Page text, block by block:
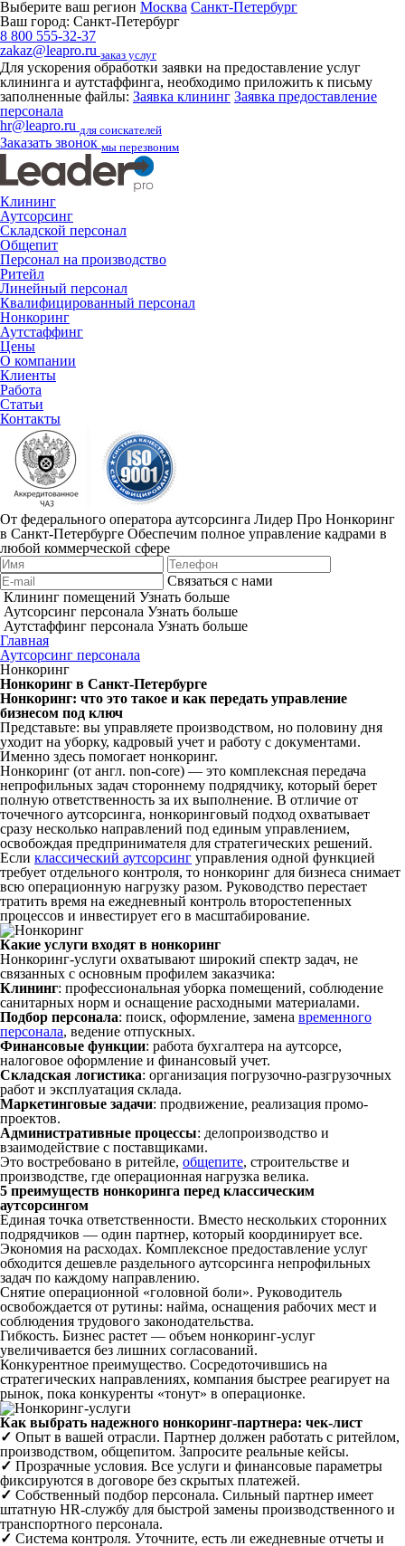
Выберите ваш регион Москва Санкт-Петербург
Ваш город: Санкт-Петербург
8 800 555-32-37
zakaz@leapro.ru заказ услуг
Для ускорения обработки заявки на предоставление услуг
клининга и аутстаффинга, необходимо приложить к письму
заполненные файлы: Заявка клининг Заявка предоставление
персонала
hr@leapro.ru для соискателей
Заказать звонок мы перезвоним
Клининг
Аутсорсинг
Складской персонал
Общепит
Персонал на производство
Ритейл
Линейный персонал
Квалифицированный персонал
Нонкоринг
Аутстаффинг
Цены
О компании
Клиенты
Работа
Статьи
Контакты
От федерального оператора аутсорсинга Лидер Про Нонкоринг
в Санкт-Петербурге Обеспечим полное управление кадрами в
любой коммерческой сфере
Связаться с нами
Клининг помещений Узнать больше
Аутсорсинг персонала Узнать больше
Аутстаффинг персонала Узнать больше
Главная
Аутсорсинг персонала
Нонкоринг
Нонкоринг в Санкт-Петербурге
Нонкоринг: что это такое и как передать управление
бизнесом под ключ
Представьте: вы управляете производством, но половину дня
уходит на уборку, кадровый учет и работу с документами.
Именно здесь помогает нонкоринг.
Нонкоринг (от англ. non-core) — это комплексная передача
непрофильных задач стороннему подрядчику, который берет
полную ответственность за их выполнение. В отличие от
точечного аутсорсинга, нонкоринговый подход охватывает
сразу несколько направлений под единым управлением,
освобождая предпринимателя для стратегических решений.
Если классический аутсорсинг управления одной функцией
требует отдельного контроля, то нонкоринг для бизнеса снимает
всю операционную нагрузку разом. Руководство перестает
тратить время на ежедневный контроль второстепенных
процессов и инвестирует его в масштабирование.
Какие услуги входят в нонкоринг
Нонкоринг-услуги охватывают широкий спектр задач, не
связанных с основным профилем заказчика:
Клининг: профессиональная уборка помещений, соблюдение
санитарных норм и оснащение расходными материалами.
Подбор персонала: поиск, оформление, замена временного
персонала, ведение отпускных.
Финансовые функции: работа бухгалтера на аутсорсе,
налоговое оформление и финансовый учет.
Складская логистика: организация погрузочно-разгрузочных
работ и эксплуатация склада.
Маркетинговые задачи: продвижение, реализация промо-
проектов.
Административные процессы: делопроизводство и
взаимодействие с поставщиками.
Это востребовано в ритейле, общепите, строительстве и
производстве, где операционная нагрузка велика.
5 преимуществ нонкоринга перед классическим
аутсорсингом
Единая точка ответственности. Вместо нескольких сторонних
подрядчиков — один партнер, который координирует все.
Экономия на расходах. Комплексное предоставление услуг
обходится дешевле раздельного аутсорсинга непрофильных
задач по каждому направлению.
Снятие операционной «головной боли». Руководитель
освобождается от рутины: найма, оснащения рабочих мест и
соблюдения трудового законодательства.
Гибкость. Бизнес растет — объем нонкоринг-услуг
увеличивается без лишних согласований.
Конкурентное преимущество. Сосредоточившись на
стратегических направлениях, компания быстрее реагирует на
рынок, пока конкуренты «тонут» в операционке.
Как выбрать надежного нонкоринг-партнера: чек-лист
✓ Опыт в вашей отрасли. Партнер должен работать с ритейлом,
производством, общепитом. Запросите реальные кейсы.
✓ Прозрачные условия. Все услуги и финансовые параметры
фиксируются в договоре без скрытых платежей.
✓ Собственный подбор персонала. Сильный партнер имеет
штатную HR-службу для быстрой замены производственного и
транспортного персонала.
✓ Система контроля. Уточните, есть ли ежедневные отчеты и